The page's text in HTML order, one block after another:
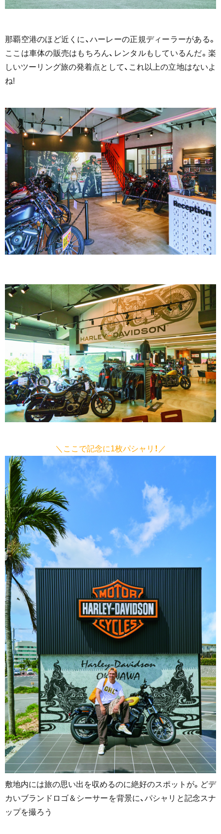
那覇空港のほど近くに、ハーレーの正規ディーラーがある。
ここは車体の販売はもちろん、レンタルもしているんだ。楽
しいツーリング旅の発着点として、これ以上の立地はないよ
ね!
＼ここで記念に1枚パシャリ！／
敷地内には旅の思い出を収めるのに絶好のスポットが。どデ
カいブランドロゴ＆シーサーを背景に、パシャリと記念スナ
ップを撮ろう